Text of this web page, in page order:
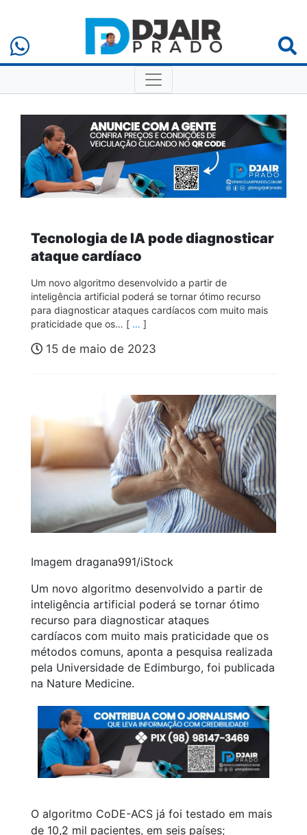
Tecnologia de IA pode diagnosticar
ataque cardíaco
Um novo algoritmo desenvolvido a partir de
inteligência artificial poderá se tornar ótimo recurso
para diagnosticar ataques cardíacos com muito mais
praticidade que os… [ … ]
15 de maio de 2023
Imagem dragana991/iStock
Um novo algoritmo desenvolvido a partir de
inteligência artificial poderá se tornar ótimo
recurso para diagnosticar ataques
cardíacos com muito mais praticidade que os
métodos comuns, aponta a pesquisa realizada
pela Universidade de Edimburgo, foi publicada
na Nature Medicine.
O algoritmo CoDE-ACS já foi testado em mais
de 10,2 mil pacientes, em seis países;